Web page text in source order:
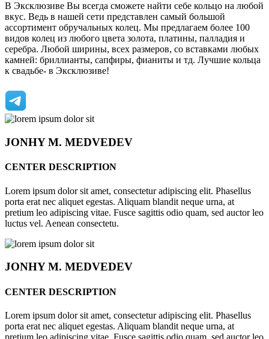
В Эксклюзиве Вы всегда сможете найти себе кольцо на любой
вкус. Ведь в нашей сети представлен самый большой
ассортимент обручальных колец. Мы предлагаем более 100
видов колец из любого цвета золота, платины, палладия и
серебра. Любой ширины, всех размеров, со вставками любых
камней: бриллианты, сапфиры, фианиты и тд. Лучшие кольца
к свадьбе- в Эксклюзиве!
JONHYM. MEDVEDEV
CENTER DESCRIPTION
Lorem ipsum dolor sit amet, consectetur adipiscing elit. Phasellus
porta erat nec aliquet egestas. Aliquam blandit neque urna, at
pretium leo adipiscing vitae. Fusce sagittis odio quam, sed auctor leo
luctus vel. Aenean consectetu.
JONHYM. MEDVEDEV
CENTER DESCRIPTION
Lorem ipsum dolor sit amet, consectetur adipiscing elit. Phasellus
porta erat nec aliquet egestas. Aliquam blandit neque urna, at
pretium leo adipiscing vitae. Fusce sagittis odio quam, sed auctor leo